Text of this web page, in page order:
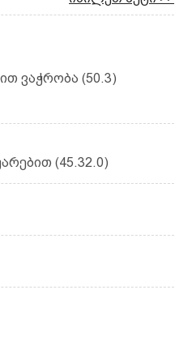
ვაჭრობა (50.3)
(45.32.0)